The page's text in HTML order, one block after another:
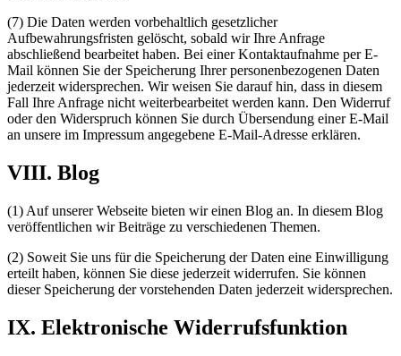
(7) Die Daten werden vorbehaltlich gesetzlicher
Aufbewahrungsfristen gelöscht, sobald wir Ihre Anfrage
abschließend bearbeitet haben. Bei einer Kontaktaufnahme per E-
Mail können Sie der Speicherung Ihrer personenbezogenen Daten
jederzeit widersprechen. Wir weisen Sie darauf hin, dass in diesem
Fall Ihre Anfrage nicht weiterbearbeitet werden kann. Den Widerruf
oder den Widerspruch können Sie durch Übersendung einer E-Mail
an unsere im Impressum angegebene E-Mail-Adresse erklären.
VIII. Blog
(1) Auf unserer Webseite bieten wir einen Blog an. In diesem Blog
veröffentlichen wir Beiträge zu verschiedenen Themen.
(2) Soweit Sie uns für die Speicherung der Daten eine Einwilligung
erteilt haben, können Sie diese jederzeit widerrufen. Sie können
dieser Speicherung der vorstehenden Daten jederzeit widersprechen.
IX. Elektronische Widerrufsfunktion